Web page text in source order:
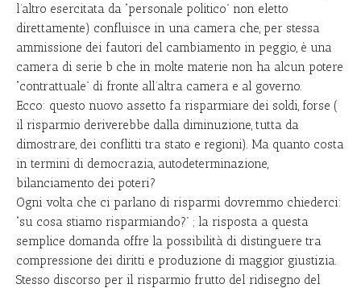
l’altro esercitata da “personale politico” non eletto
direttamente) confluisce in una camera che, per stessa
ammissione dei fautori del cambiamento in peggio, è una
camera di serie b che in molte materie non ha alcun potere
“contrattuale” di fronte all’altra camera e al governo.
Ecco: questo nuovo assetto fa risparmiare dei soldi, forse (
il risparmio deriverebbe dalla diminuzione, tutta da
dimostrare, dei conflitti tra stato e regioni). Ma quanto costa
in termini di democrazia, autodeterminazione,
bilanciamento dei poteri?
Ogni volta che ci parlano di risparmi dovremmo chiederci:
“su cosa stiamo risparmiando?” ; la risposta a questa
semplice domanda offre la possibilità di distinguere tra
compressione dei diritti e produzione di maggior giustizia.
Stesso discorso per il risparmio frutto del ridisegno del